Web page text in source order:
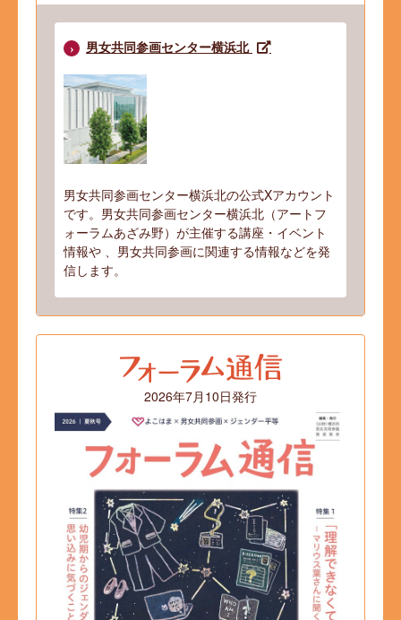
男女共同参画センター横浜北
男女共同参画センター横浜北の公式Xアカウント
です。男女共同参画センター横浜北（アートフ
ォーラムあざみ野）が主催する講座・イベント
情報や 、男女共同参画に関連する情報などを発
信します。
2026年7月10日発行